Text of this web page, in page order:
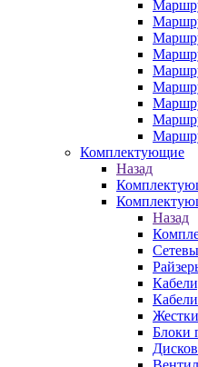
Комплектующие
Назад
Назад
Блоки